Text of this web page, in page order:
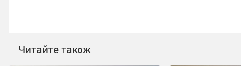
Читайте також